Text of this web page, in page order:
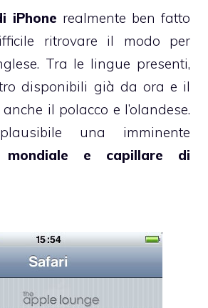
iPhone realmente ben fatto
ritrovare il modo per
Tra le lingue presenti,
disponibili già da ora e il
il polacco e l’olandese.
una imminente
mondiale e capillare di